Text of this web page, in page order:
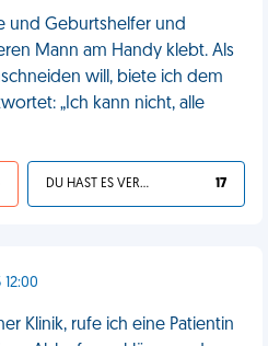
und Geburtshelfer und
Mann am Handy klebt. Als
will, biete ich dem
„Ich kann nicht, alle
DU HAST ES VERDIENT 17
Klinik, rufe ich eine Patientin